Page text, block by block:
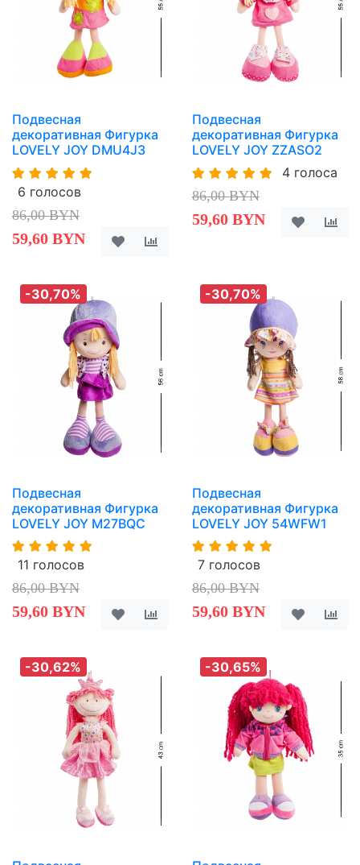
Подвесная
декоративная Фигурка
LOVELY JOY DMU4J3
6 голосов
86,00 BYN
59,60 BYN
Подвесная
декоративная Фигурка
LOVELY JOY ZZASO2
4 голоса
86,00 BYN
59,60 BYN
-30,70%
Подвесная
декоративная Фигурка
LOVELY JOY M27BQC
11 голосов
86,00 BYN
59,60 BYN
-30,70%
Подвесная
декоративная Фигурка
LOVELY JOY 54WFW1
7 голосов
86,00 BYN
59,60 BYN
-30,62% -30,65%